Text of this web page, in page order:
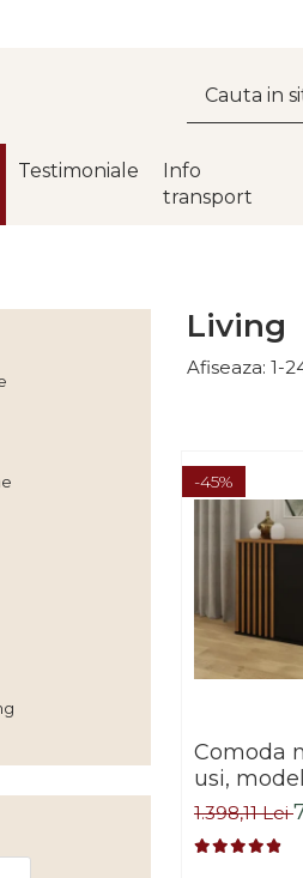
Testimoniale
Info
transport
Living
Afiseaza: 1-
-45%
Comoda
usi,
negru/
impex
1.398,11 Lei